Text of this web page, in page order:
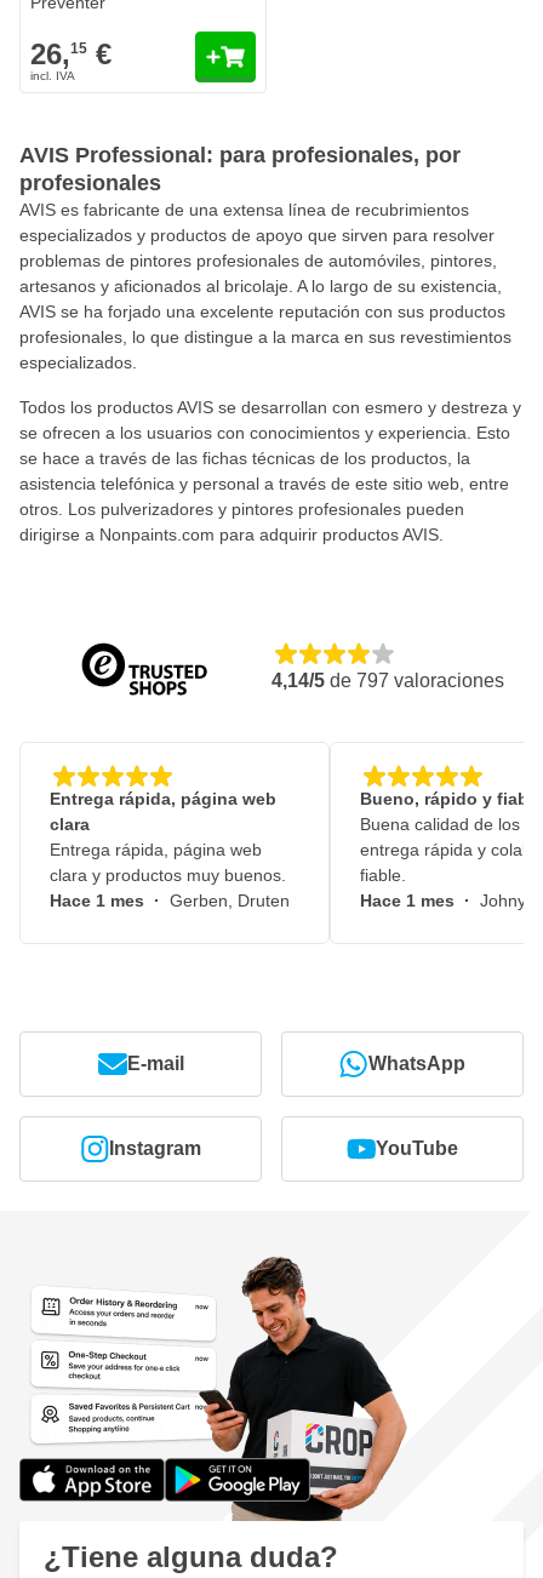
26,15 €
AVIS Professional: para profesionales, por
profesionales
AVIS es fabricante de una extensa línea de recubrimientos
especializados y productos de apoyo que sirven para resolver
problemas de pintores profesionales de automóviles, pintores,
artesanos y aficionados al bricolaje. A lo largo de su existencia,
AVIS se ha forjado una excelente reputación con sus productos
profesionales, lo que distingue a la marca en sus revestimientos
especializados.
Todos los productos AVIS se desarrollan con esmero y destreza y
se ofrecen a los usuarios con conocimientos y experiencia. Esto
se hace a través de las fichas técnicas de los productos, la
asistencia telefónica y personal a través de este sitio web, entre
otros. Los pulverizadores y pintores profesionales pueden
dirigirse a Nonpaints.com para adquirir productos AVIS.
4,14/5 de 797 valoraciones
Entrega rápida, página web
clara
Entrega rápida, página web
clara y productos muy buenos.
Hace 1 mes · Gerben, Druten
Bueno, rápido y fiable
Buena calidad de los
entrega rápida y
fiable.
Hace 1 mes · Johny,
E-mail WhatsApp
Instagram YouTube
¿Tiene alguna duda?